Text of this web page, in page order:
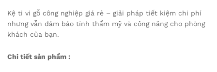
Kệ ti vi gỗ công nghiệp giá rẻ – giải pháp tiết kiệm chi phí
nhưng vẫn đảm bảo tính thẩm mỹ và công năng cho phòng
khách của bạn.
Chi tiết sản phẩm :